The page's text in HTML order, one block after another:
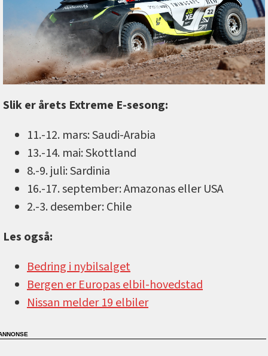
Slik er årets Extreme E-sesong:
11.-12. mars: Saudi-Arabia
13.-14. mai: Skottland
8.-9. juli: Sardinia
16.-17. september: Amazonas eller USA
2.-3. desember: Chile
Les også:
Bedring i nybilsalget
Bergen er Europas elbil-hovedstad
Nissan melder 19 elbiler